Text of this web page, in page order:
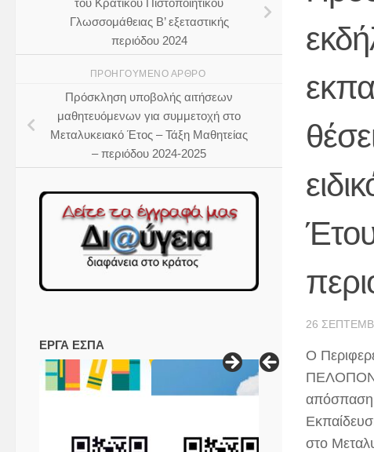
26
Ο
απόσπαση
στο
του Κρατικού Πιστοποιητικού
Γλωσσομάθειας Β’ εξεταστικής
περιόδου 2024
ΠΡΟΗΓΟΎΜΕΝΟ ΆΡΘΡΟ
Πρόσκληση υποβολής αιτήσεων
μαθητευόμενων για συμμετοχή στο
Μεταλυκειακό Έτος – Τάξη Μαθητείας
– περιόδου 2024-2025
ΕΡΓΑ ΕΣΠΑ